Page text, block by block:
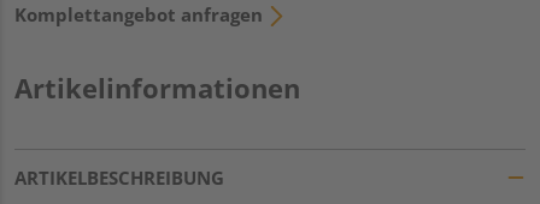
Komplettangebot anfragen
Artikelinformationen
ARTIKELBESCHREIBUNG